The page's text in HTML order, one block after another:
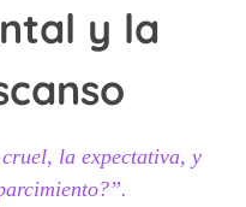
y la
la expectativa, y